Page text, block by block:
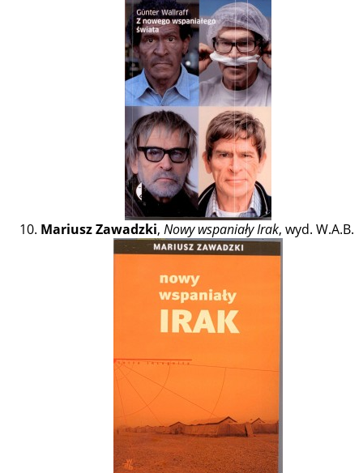
Mariusz Zawadzki, Nowy wspaniały Irak, wyd. W.A.B.